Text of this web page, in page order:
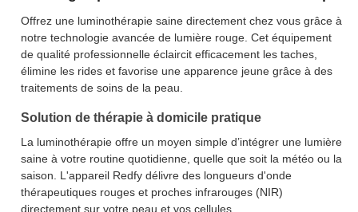
Offrez une luminothérapie saine directement chez vous grâce à
notre technologie avancée de lumière rouge. Cet équipement
de qualité professionnelle éclaircit efficacement les taches,
élimine les rides et favorise une apparence jeune grâce à des
traitements de soins de la peau.
Solution de thérapie à domicile pratique
La luminothérapie offre un moyen simple d’intégrer une lumière
saine à votre routine quotidienne, quelle que soit la météo ou la
saison. L'appareil Redfy délivre des longueurs d'onde
thérapeutiques rouges et proches infrarouges (NIR)
directement sur votre peau et vos cellules.